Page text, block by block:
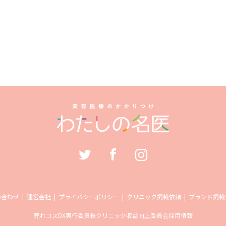
わせ 運営会社 プライバシーポリシー クリニック掲載依頼 ブランド掲
売れコスDX実行委員長クリニック収益向上委員会採用情報